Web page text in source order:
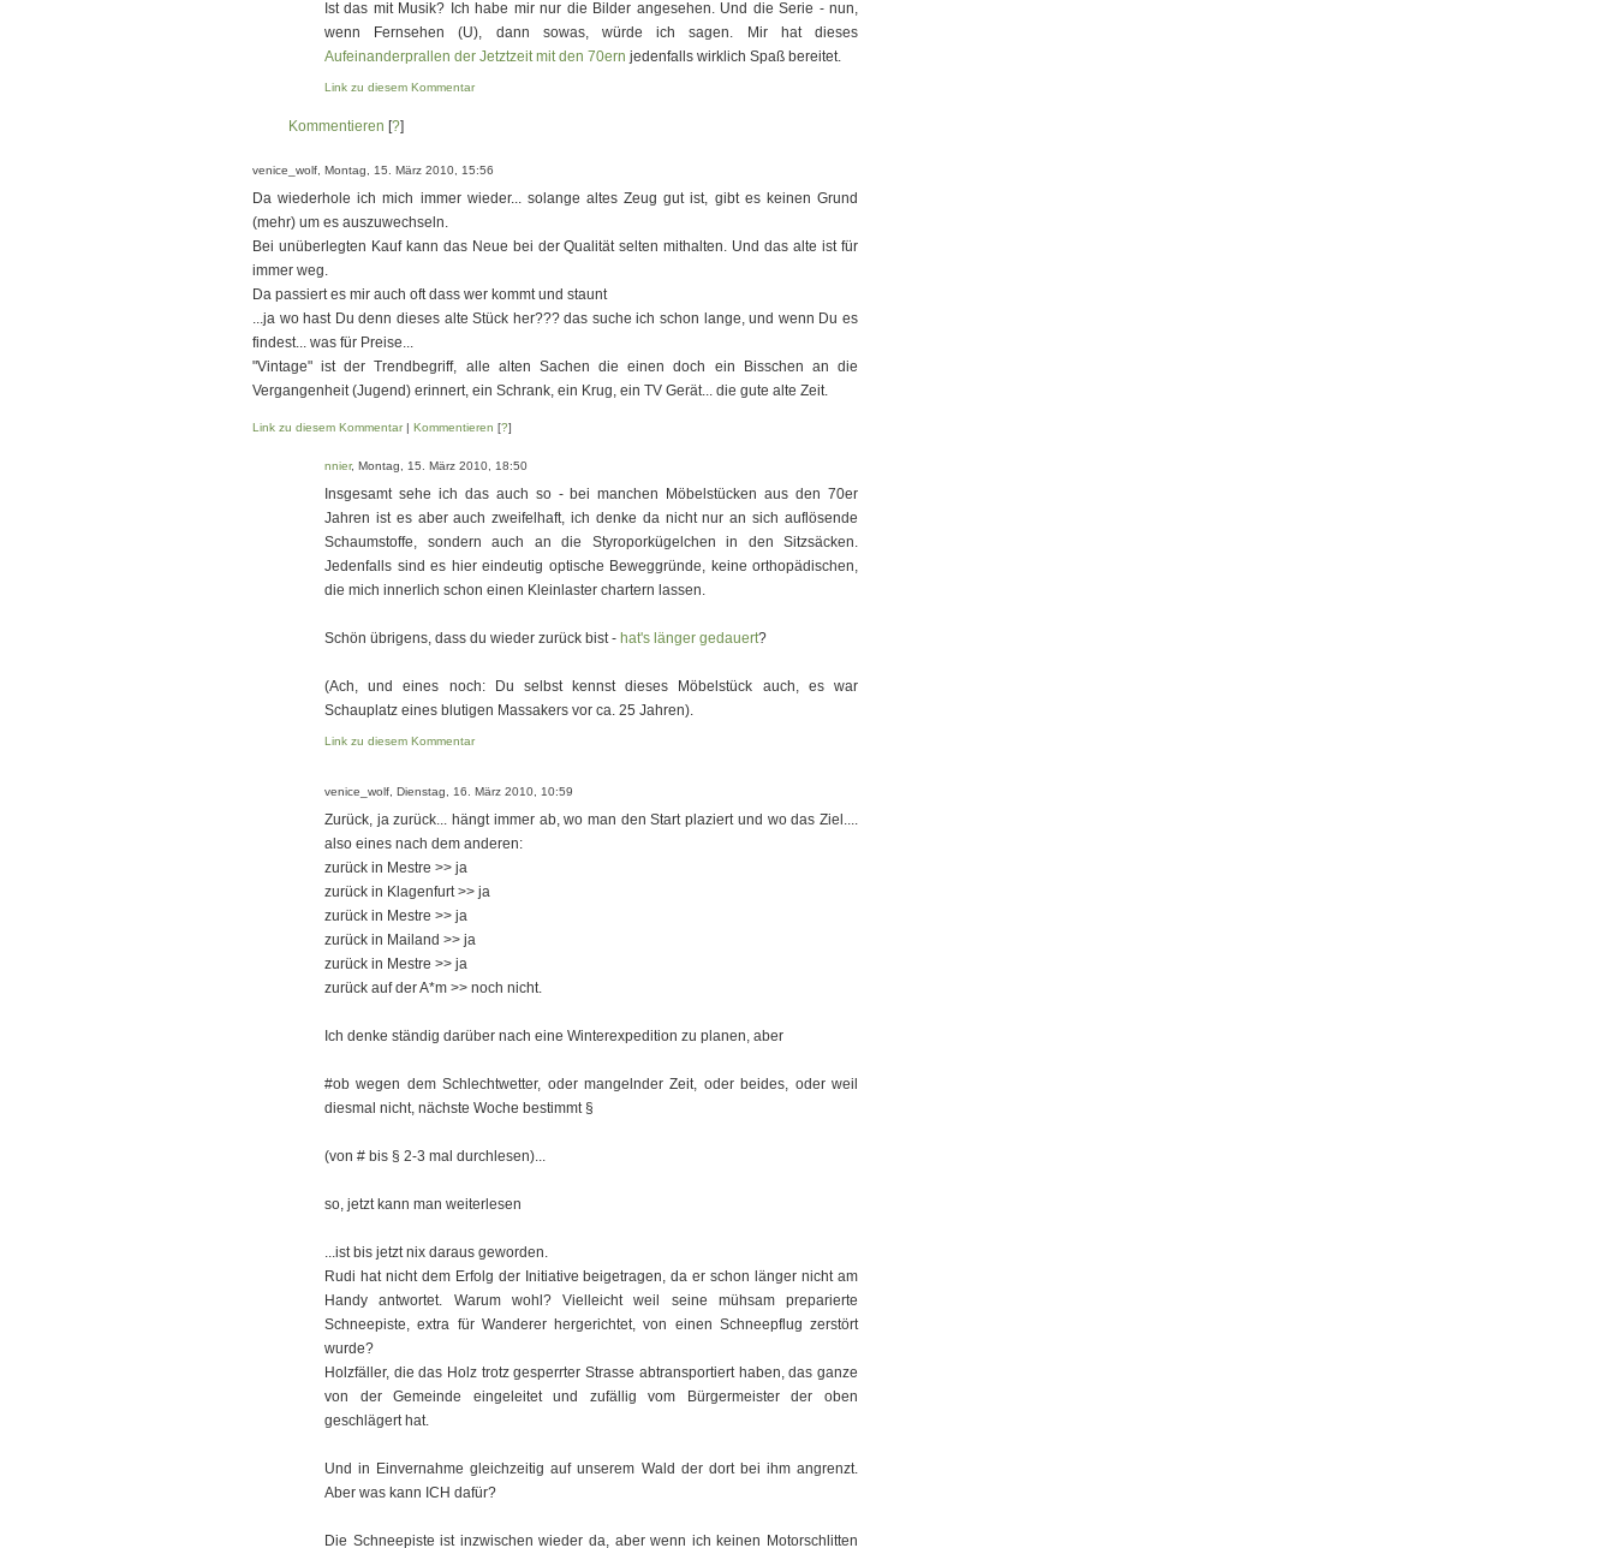
Ist das mit Musik? Ich habe mir nur die Bilder angesehen. Und die Serie - nun,
wenn Fernsehen (U), dann sowas, würde ich sagen. Mir hat dieses
Aufeinanderprallen der Jetztzeit mit den 70ern jedenfalls wirklich Spaß bereitet.
Link zu diesem Kommentar
Kommentieren [?]
venice_wolf, Montag, 15. März 2010, 15:56
Da wiederhole ich mich immer wieder... solange altes Zeug gut ist, gibt es keinen Grund
(mehr) um es auszuwechseln.
Bei unüberlegten Kauf kann das Neue bei der Qualität selten mithalten. Und das alte ist für
immer weg.
Da passiert es mir auch oft dass wer kommt und staunt
...ja wo hast Du denn dieses alte Stück her??? das suche ich schon lange, und wenn Du es
findest... was für Preise...
"Vintage" ist der Trendbegriff, alle alten Sachen die einen doch ein Bisschen an die
Vergangenheit (Jugend) erinnert, ein Schrank, ein Krug, ein TV Gerät... die gute alte Zeit.
Link zu diesem Kommentar| Kommentieren [?]
nnier, Montag, 15. März 2010, 18:50
Insgesamt sehe ich das auch so - bei manchen Möbelstücken aus den 70er
Jahren ist es aber auch zweifelhaft, ich denke da nicht nur an sich auflösende
Schaumstoffe, sondern auch an die Styroporkügelchen in den Sitzsäcken.
Jedenfalls sind es hier eindeutig optische Beweggründe, keine orthopädischen,
die mich innerlich schon einen Kleinlaster chartern lassen.
Schön übrigens, dass du wieder zurück bist - hat's länger gedauert?
(Ach, und eines noch: Du selbst kennst dieses Möbelstück auch, es war
Schauplatz eines blutigen Massakers vor ca. 25 Jahren).
Link zu diesem Kommentar
venice_wolf, Dienstag, 16. März 2010, 10:59
Zurück, ja zurück... hängt immer ab, wo man den Start plaziert und wo das Ziel....
also eines nach dem anderen:
zurück in Mestre >> ja
zurück in Klagenfurt >> ja
zurück in Mestre >> ja
zurück in Mailand >> ja
zurück in Mestre >> ja
zurück auf der A*m >> noch nicht.
Ich denke ständig darüber nach eine Winterexpedition zu planen, aber
#ob wegen dem Schlechtwetter, oder mangelnder Zeit, oder beides, oder weil
diesmal nicht, nächste Woche bestimmt §
(von # bis § 2-3 mal durchlesen)...
so, jetzt kann man weiterlesen
...ist bis jetzt nix daraus geworden.
Rudi hat nicht dem Erfolg der Initiative beigetragen, da er schon länger nicht am
Handy antwortet. Warum wohl? Vielleicht weil seine mühsam preparierte
Schneepiste, extra für Wanderer hergerichtet, von einen Schneepflug zerstört
wurde?
Holzfäller, die das Holz trotz gesperrter Strasse abtransportiert haben, das ganze
von der Gemeinde eingeleitet und zufällig vom Bürgermeister der oben
geschlägert hat.
Und in Einvernahme gleichzeitig auf unserem Wald der dort bei ihm angrenzt.
Aber was kann ICH dafür?
Die Schneepiste ist inzwischen wieder da, aber wenn ich keinen Motorschlitten